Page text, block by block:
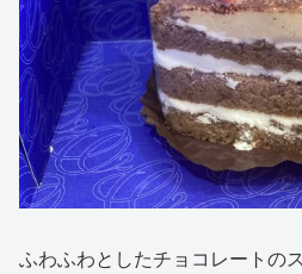
ふわふわとしたチョコレートの